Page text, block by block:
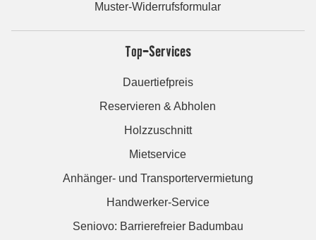
Muster-Widerrufsformular
Top-Services
Dauertiefpreis
Reservieren & Abholen
Holzzuschnitt
Mietservice
Anhänger- und Transportervermietung
Handwerker-Service
Seniovo: Barrierefreier Badumbau